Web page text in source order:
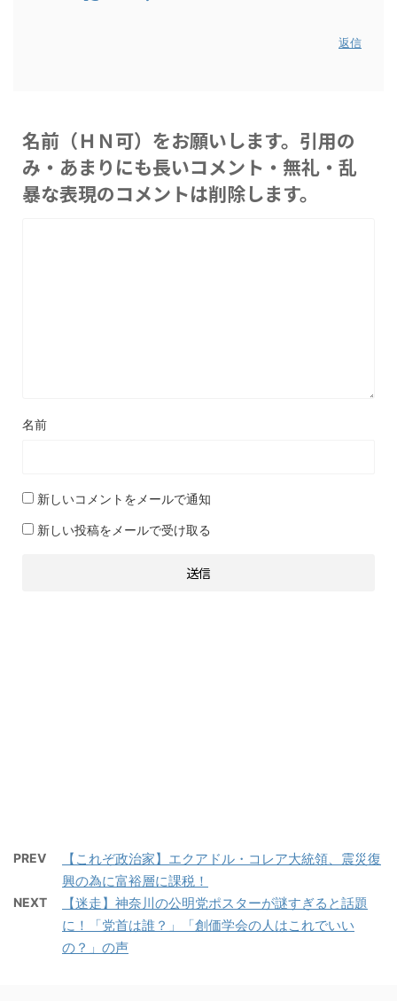
返信
名前（ＨＮ可）をお願いします。引用の
み・あまりにも長いコメント・無礼・乱
暴な表現のコメントは削除します。
名前
新しいコメントをメールで通知
新しい投稿をメールで受け取る
PREV
【これぞ政治家】エクアドル・コレア大統領、震災復
興の為に富裕層に課税！
NEXT
【迷走】神奈川の公明党ポスターが謎すぎると話題
に！「党首は誰？」「創価学会の人はこれでいい
の？」の声